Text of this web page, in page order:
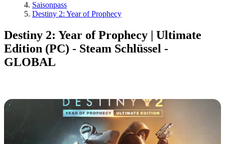
Saisonpass
Destiny 2: Year of Prophecy
Destiny 2: Year of Prophecy | Ultimate
Edition (PC) - Steam Schlüssel -
GLOBAL